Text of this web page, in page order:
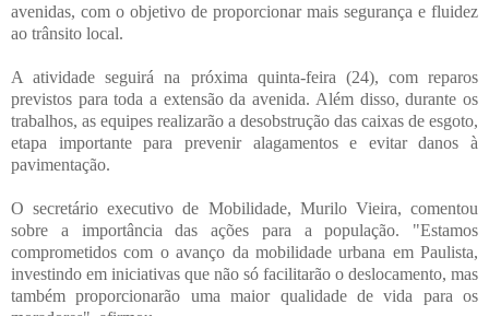
avenidas, com o objetivo de proporcionar mais segurança e fluidez
ao trânsito local.
A atividade seguirá na próxima quinta-feira (24), com reparos
previstos para toda a extensão da avenida. Além disso, durante os
trabalhos, as equipes realizarão a desobstrução das caixas de esgoto,
etapa importante para prevenir alagamentos e evitar danos à
pavimentação.
O secretário executivo de Mobilidade, Murilo Vieira, comentou
sobre a importância das ações para a população. "Estamos
comprometidos com o avanço da mobilidade urbana em Paulista,
investindo em iniciativas que não só facilitarão o deslocamento, mas
também proporcionarão uma maior qualidade de vida para os